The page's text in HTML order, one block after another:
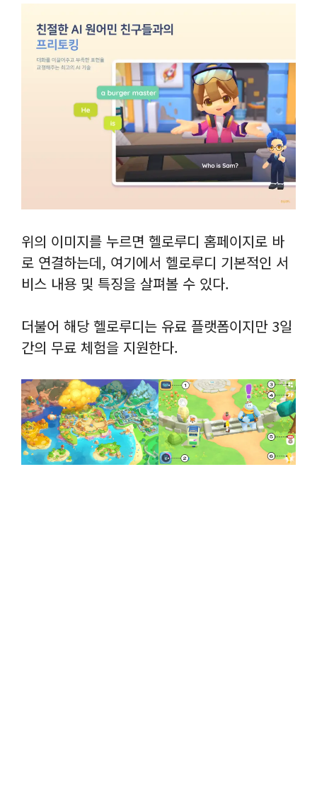
위의 이미지를 누르면 헬로루디 홈페이지로 바
로 연결하는데, 여기에서 헬로루디 기본적인 서
비스 내용 및 특징을 살펴볼 수 있다.
더불어 해당 헬로루디는 유료 플랫폼이지만 3일
간의 무료 체험을 지원한다.